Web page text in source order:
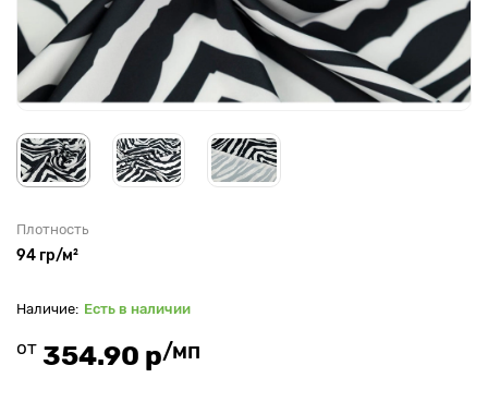
Плотность
94 гр/м²
Есть в наличии
от 354.90 р/мп